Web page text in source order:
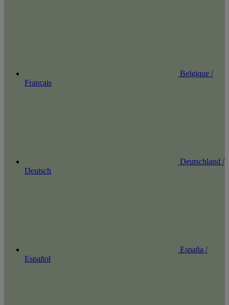
Belgique /
Français
Deutschland /
Deutsch
España /
Español